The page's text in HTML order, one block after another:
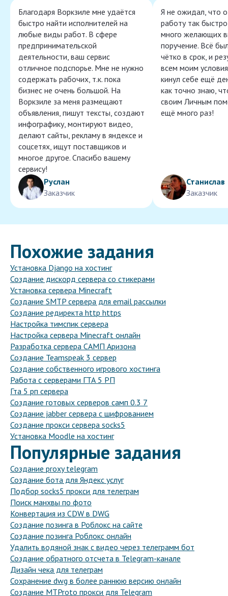
Благодаря Воркзиле мне удаётся
быстро найти исполнителей на
любые виды работ. В сфере
предпринимательской
деятельности, ваш сервис
отличное подспорье. Мне не нужно
содержать рабочих, т.к. пока
бизнес не очень большой. На
Воркзиле за меня размещают
объявления, пишут тексты, создают
инфографику, монтируют видео,
делают сайты, рекламу в яндексе и
соцсетях, ищут поставщиков и
многое другое. Спасибо вашему
сервису!
Руслан
Заказчик
Я не ожидал, что
работу так
много желающих
поручение. Всё
чётко в срок, и
всем моим
кинул себе ещё
как точно знаю,
своим Личным
ещё много раз!
Станислав
Заказчик
Похожие задания
Установка Django на хостинг
Создание дискорд сервера со стикерами
Установка сервера Minecraft
Создание SMTP сервера для email рассылки
Создание редиректа http https
Настройка тимспик сервера
Настройка сервера Minecraft онлайн
Разработка сервера САМП Аризона
Создание Teamspeak 3 сервер
Создание собственного игрового хостинга
Работа с серверами ГТА 5 РП
Гта 5 рп сервера
Создание готовых серверов самп 0.3 7
Создание jabber сервера с шифрованием
Создание прокси сервера socks5
Установка Moodle на хостинг
Популярные задания
Создание proxy telegram
Создание бота для Яндекс услуг
Подбор socks5 прокси для телеграм
Поиск манхвы по фото
Конвертация из CDW в DWG
Создание позинга в Роблокс на сайте
Создание позинга Роблокс онлайн
Удалить водяной знак с видео через телеграмм бот
Создание обратного отсчета в Telegram-канале
Дизайн чека для телеграм
Сохранение dwg в более раннюю версию онлайн
Создание MTProto прокси для Telegram